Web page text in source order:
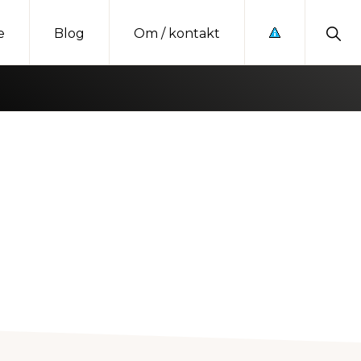
Blog Om / kontakt